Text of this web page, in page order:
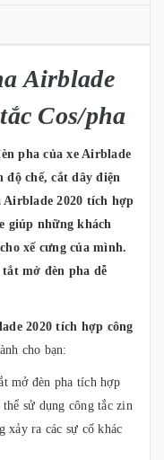
Airblade
Cos/pha
pha của xe Airblade
độ chế, cắt dây điện
2020 tích hợp
giúp những khách
xế cưng của mình.
mở đèn pha dễ
2020 tích hợp công
cho bạn:
mở đèn pha tích hợp
sử dụng công tắc zin
xảy ra các sự cố khác